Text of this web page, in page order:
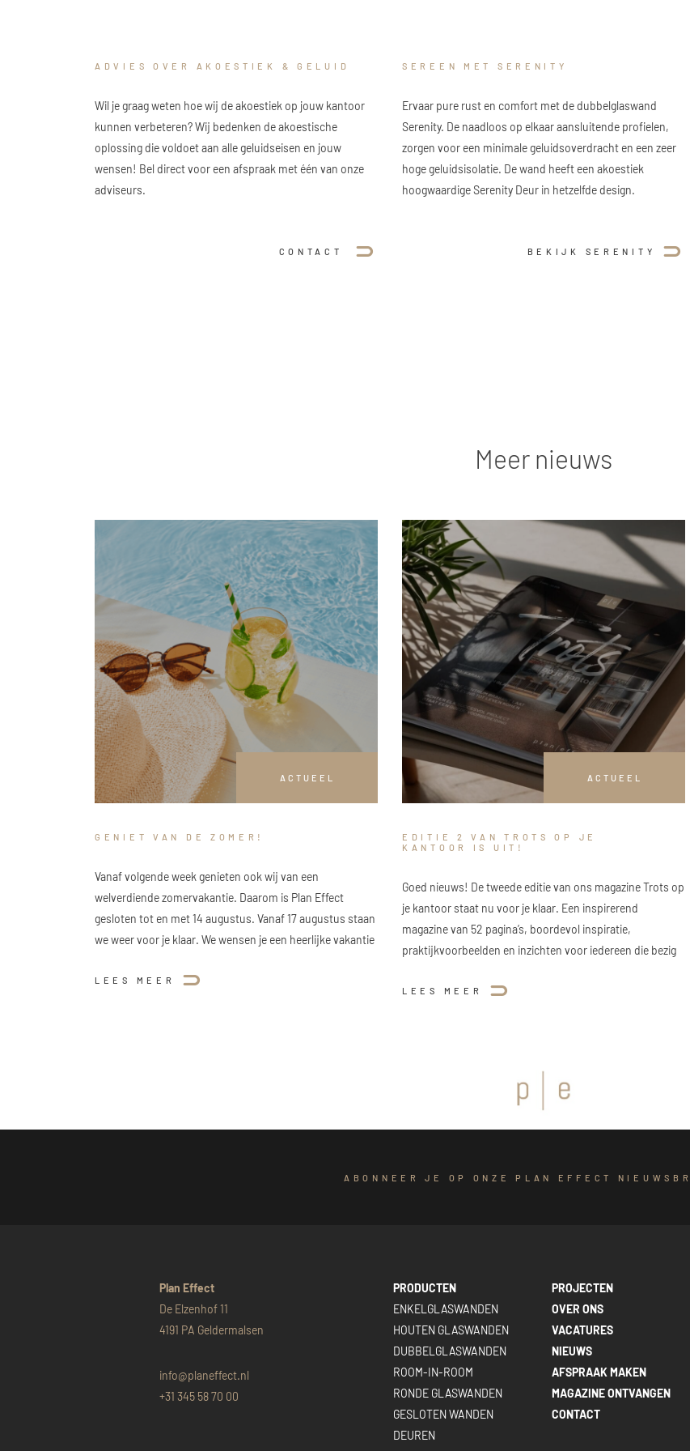
ADVIES OVER AKOESTIEK & GELUID
Wil je graag weten hoe wij de akoestiek op jouw kantoor
kunnen verbeteren? Wij bedenken de akoestische
oplossing die voldoet aan alle geluidseisen en jouw
wensen! Bel direct voor een afspraak met één van onze
adviseurs.
CONTACT
SEREEN MET SERENITY
Ervaar pure rust en comfort met de dubbelglaswand
Serenity. De naadloos op elkaar aansluitende profielen,
zorgen voor een minimale geluidsoverdracht en een zeer
hoge geluidsisolatie. De wand heeft een akoestiek
hoogwaardige Serenity Deur in hetzelfde design.
BEKIJK SERENITY
Meer nieuws
ACTUEEL
GENIET VAN DE ZOMER!
Vanaf volgende week genieten ook wij van een
welverdiende zomervakantie. Daarom is Plan Effect
gesloten tot en met 14 augustus. Vanaf 17 augustus staan
we weer voor je klaar. We wensen je een heerlijke vakantie
LEES MEER
ACTUEEL
EDITIE 2 VAN TROTS OP JE
KANTOOR IS UIT!
Goed nieuws! De tweede editie van ons magazine Trots op
je kantoor staat nu voor je klaar. Een inspirerend
magazine van 52 pagina’s, boordevol inspiratie,
praktijkvoorbeelden en inzichten voor iedereen die bezig
LEES MEER
ABONNEER JE OP ONZE PLAN EFFECT
Plan Effect
De Elzenhof 11
4191 PA Geldermalsen
info@planeffect.nl
+31 345 58 70 00
PRODUCTEN
ENKELGLASWANDEN
HOUTEN GLASWANDEN
DUBBELGLASWANDEN
ROOM-IN-ROOM
RONDE GLASWANDEN
GESLOTEN WANDEN
DEUREN
PROJECTEN
OVER ONS
VACATURES
NIEUWS
AFSPRAAK MAKEN
MAGAZINE ONTVANGEN
CONTACT